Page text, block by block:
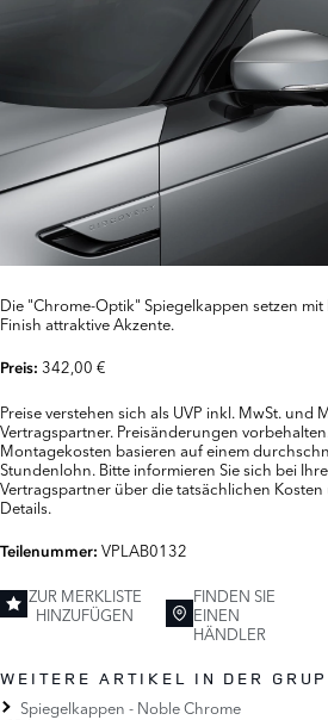
Die "Chrome-Optik" Spiegelkappen setzen
Finish attraktive Akzente.
Preis: 342,00 €
Preise verstehen sich als UVP inkl. MwSt. und
Vertragspartner. Preisänderungen
Montagekosten basieren auf einem
Stundenlohn. Bitte informieren Sie sich bei
Vertragspartner über die tatsächlichen
Details.
Teilenummer: VPLAB0132
ZUR MERKLISTE
HINZUFÜGEN
FINDEN SIE
EINEN
HÄNDLER
WEITERE ARTIKEL IN DER
Spiegelkappen - Noble Chrome